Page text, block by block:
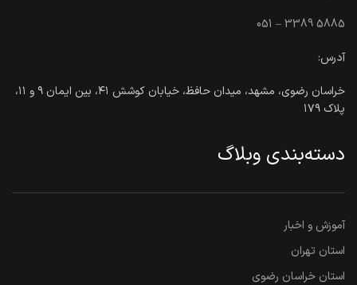
051 – 3389 5885
آدرس:
خراسان رضوی، مشهد، میدان حافظ، خیابان کوشش ۴۱، بین ایمان ۹ و ۱۱،
پلاک ۱۷۹
دسته‌بندی وبلاگ
آموزش و اخبار
استان تهران
استان خراسان رضوی